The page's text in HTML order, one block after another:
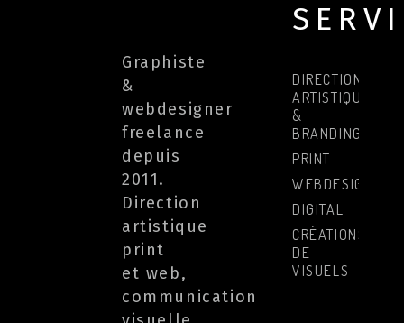
Graphiste
&
webdesigner
freelance
depuis
2011.
Direction
artistique
print
et web,
communication
DIRECTION
ARTISTIQUE
&
BRANDING
PRINT
WEBDESIGN
DIGITAL
CRÉATIONS
DE
VISUELS